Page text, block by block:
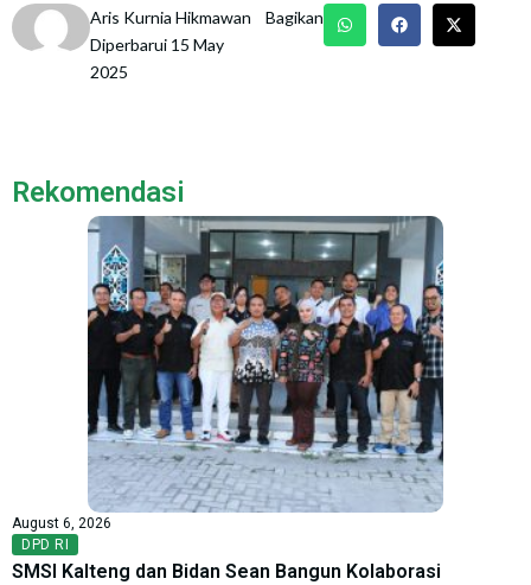
Aris Kurnia Hikmawan
Diperbarui 15 May
2025
Bagikan
Rekomendasi
August 6, 2026
DPD RI
SMSI Kalteng dan Bidan Sean Bangun Kolaborasi